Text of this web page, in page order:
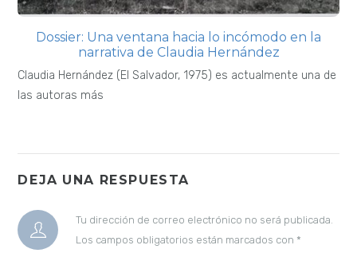
Dossier: Una ventana hacia lo incómodo en la
narrativa de Claudia Hernández
Claudia Hernández (El Salvador, 1975) es actualmente una de
las autoras más
DEJA UNA RESPUESTA
Tu dirección de correo electrónico no será publicada.
Los campos obligatorios están marcados con *